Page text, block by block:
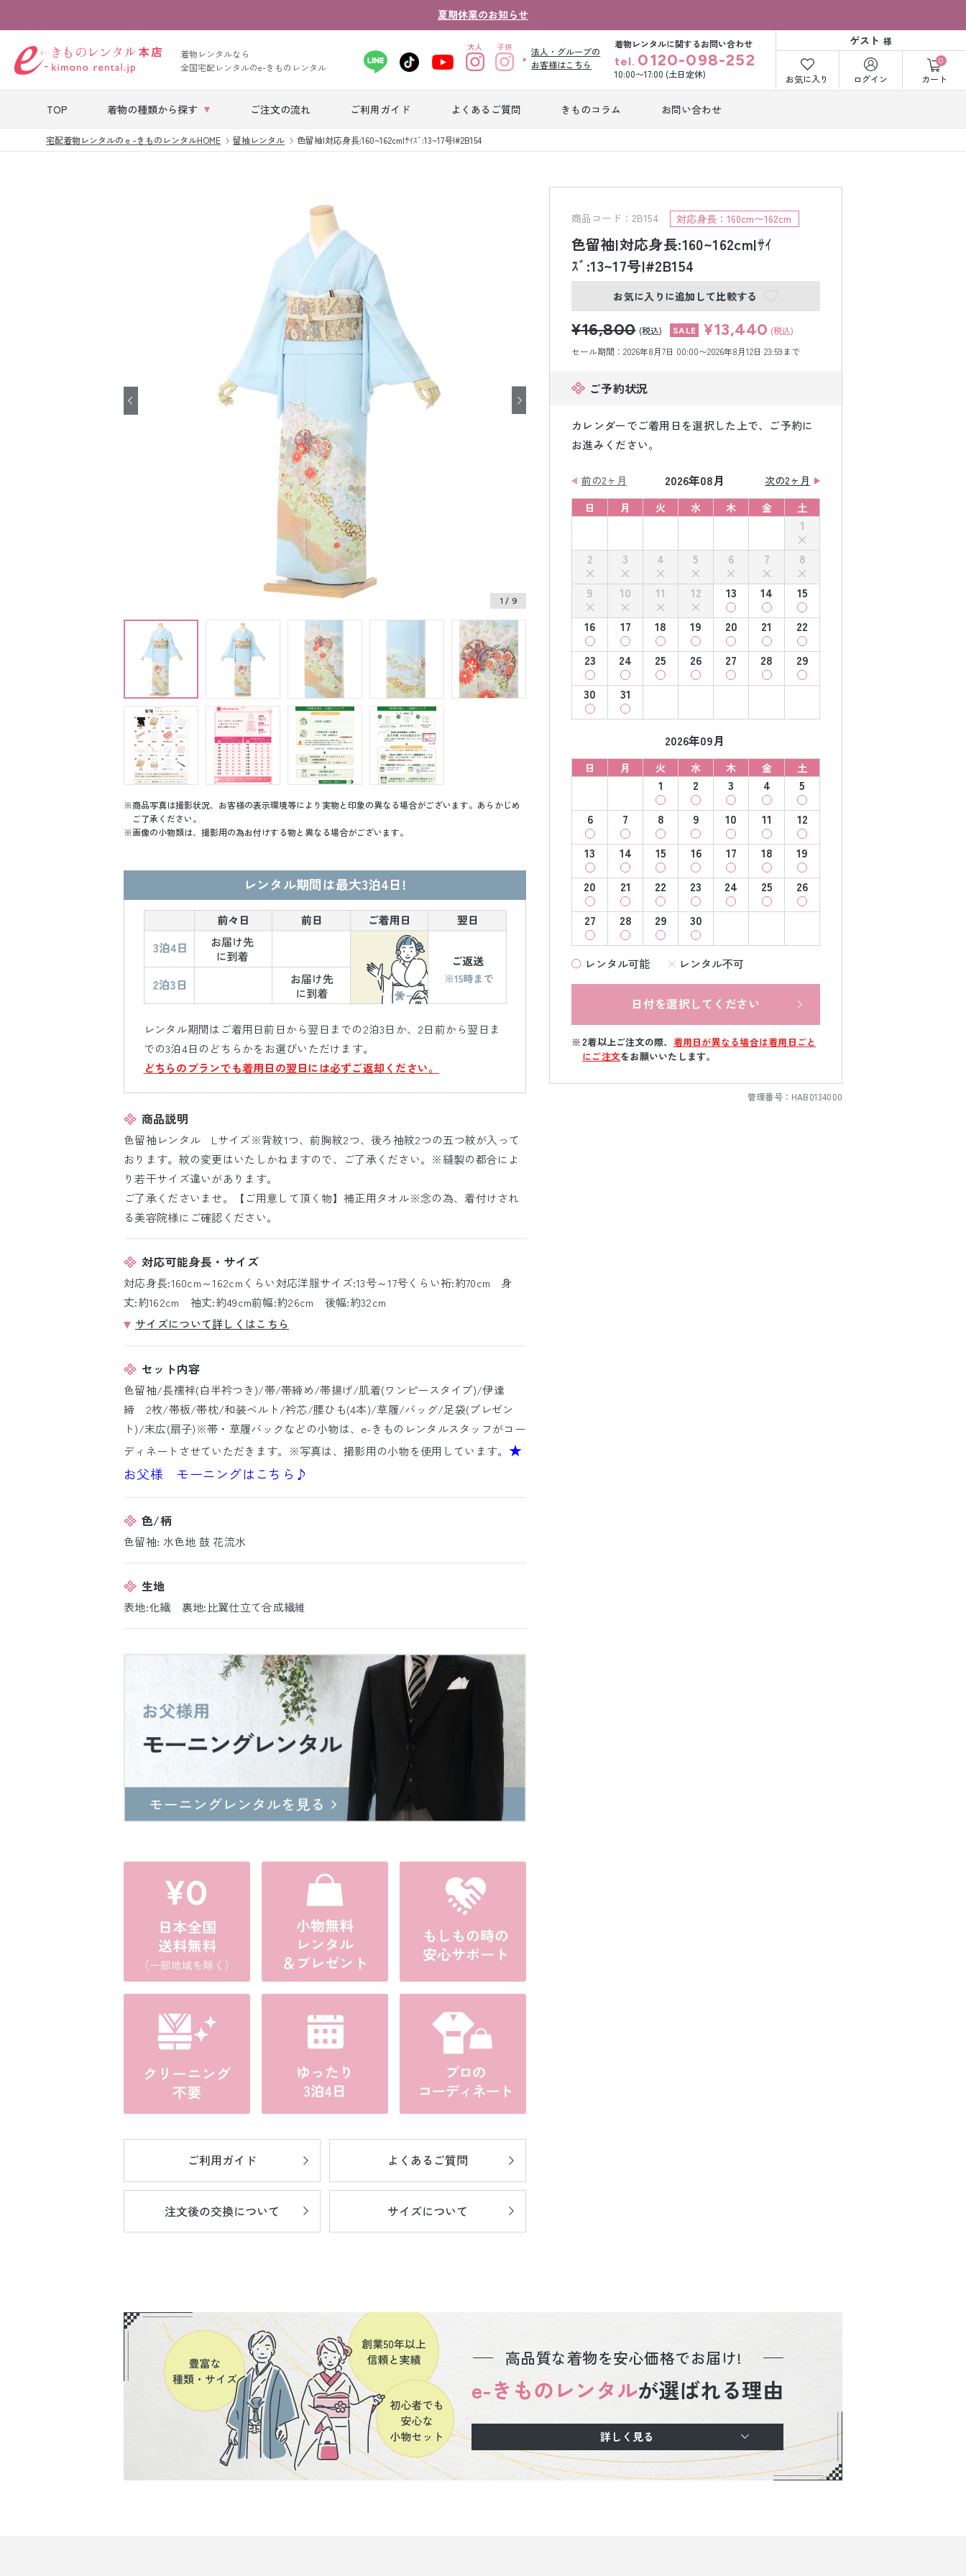
夏期休業のお知らせ
着物レンタルなら
全国宅配レンタルのe-きものレンタル
法人・グループの
お客様はこちら
着物レンタルに関するお問い合わせ
tel. 0120-098-252
10:00〜17:00 (土日定休)
ゲスト 様
お気に入り ログイン
0
カート
TOP 着物の種類から探す ご注文の流れ ご利用ガイド よくあるご質問 きものコラム お問い合わせ
七五三レンタル 振袖レンタル
卒業式袴レンタ
ル
産着レンタル
レンタル
ジュニア着物レ
ンタル
タル
紋付袴レンタル
男性礼装レンタ
ル
色打掛&紋付袴
レンタル
小物販売品
宅配着物レンタルのｅ-きものレンタルHOME 留袖レンタル 色留袖|対応身長:160~162cm|ｻｲｽﾞ:13~17号|#2B154
商品コード：2B154 対応身長：160cm〜162cm
色留袖|対応身長:160~162cm|ｻｲ
ｽﾞ:13~17号|#2B154
お気に入りに追加して比較する
¥16,800 (税込) ¥13,440 (税込)
セール期間：2026年8月7日 00:00〜2026年8月12日 23:59まで
ご予約状況
カレンダーでご着用日を選択した上で、ご予約に
お進みください。
前の2ヶ月 2026年08月
次の2ヶ月
日
月 火 水 木 金 土
1
2
3 4 5 6 7
8
9
10 11 12 13 14
15
16
17 18 19 20 21
22
23
24 25 26 27 28
29
30
31
2026年09月
日 月 火 水 木 金 土
1 2 3 4
5
6
7 8 9 10 11
12
13
14 15 16 17 18
19
20
21 22 23 24 25
26
27
28 29 30
レンタル可能 レンタル不可
日付を選択してください
2着以上ご注文の際、 着用日が異なる場合は着用日ごと
にご注文をお願いいたします。
管理番号： HAB0134000
1 / 9
商品写真は撮影状況、お客様の表示環境等により実物と印象の異なる場合がございます。あらかじめ
ご了承ください。
画像の小物類は、撮影用の為お付けする物と異なる場合がございます。
レンタル期間は最大3泊4日!
レンタル期間はご着用日前日から翌日までの2泊3日か、2日前から翌日ま
での3泊4日のどちらかをお選びいただけます。
どちらのプランでも着用日の翌日には必ずご返却ください。
商品説明
色留袖レンタル Lサイズ※背紋1つ、前胸紋2つ、後ろ袖紋2つの五つ紋が入って
おります。紋の変更はいたしかねますので、ご了承ください。※縫製の都合によ
り若干サイズ違いがあります。
ご了承くださいませ。【ご用意して頂く物】補正用タオル※念の為、着付けされ
る美容院様にご確認ください。
対応可能身長・サイズ
対応身長:160cm～162cmくらい対応洋服サイズ:13号～17号くらい裄:約70cm 身
丈:約162cm 袖丈:約49cm前幅:約26cm 後幅:約32cm
サイズについて詳しくはこちら
セット内容
色留袖/長襦袢(白半衿つき)/帯/帯締め/帯揚げ/肌着(ワンピースタイプ)/伊達
締 2枚/帯板/帯枕/和装ベルト/衿芯/腰ひも(4本)/草履/バッグ/足袋(プレゼン
ト)/末広(扇子)※帯・草履バックなどの小物は、e-きものレンタルスタッフがコー
ディネートさせていただきます。※写真は、撮影用の小物を使用しています。 ★
お父様 モーニングはこちら♪
色/柄
色留袖: 水色地 鼓 花流水
生地
表地:化繊 裏地:比翼仕立て合成繊維
ご利用ガイド よくあるご質問
注文後の交換について サイズについて
高品質な着物を安心価格でお届け!
e-きものレンタルが選ばれる理由
詳しく見る